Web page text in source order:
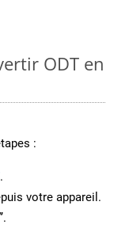
ODT en
:
.
votre appareil.
.